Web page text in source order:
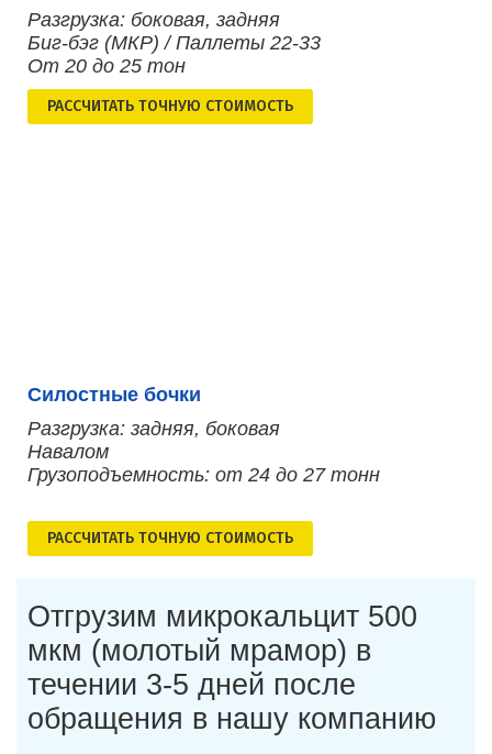
Разгрузка: боковая, задняя
Биг-бэг (МКР) / Паллеты 22-33
От 20 до 25 тон
РАСCЧИТАТЬ ТОЧНУЮ СТОИМОСТЬ
Силостные бочки
Разгрузка: задняя, боковая
Навалом
Грузоподъемность: от 24 до 27 тонн
РАСCЧИТАТЬ ТОЧНУЮ СТОИМОСТЬ
Отгрузим микрокальцит 500
мкм (молотый мрамор) в
течении 3-5 дней после
обращения в нашу компанию